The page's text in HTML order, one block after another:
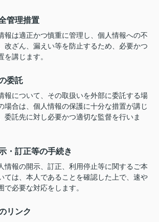
管理措置
報は適正かつ慎重に管理し、個人情報への不
改ざん、漏えい等を防止するため、必要かつ
講じます。
委託
報について、その取扱いを外部に委託する場
場合は、個人情報の保護に十分な措置が講じ
委託先に対し必要かつ適切な監督を行いま
・訂正等の手続き
情報の開示、訂正、利用停止等に関するご本
ては、本人であることを確認した上で、速や
で必要な対応をします。
リンク